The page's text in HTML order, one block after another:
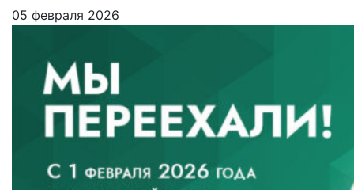
05 февраля 2026